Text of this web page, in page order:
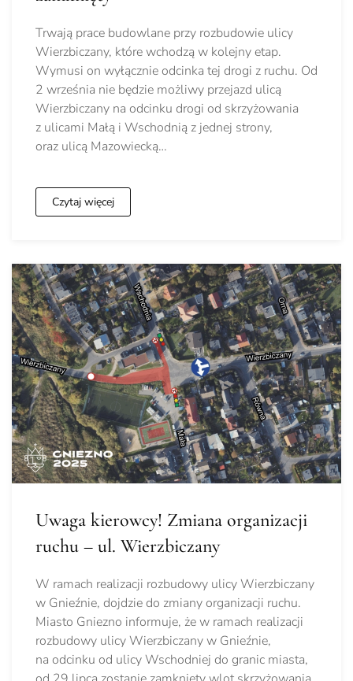
Trwają prace budowlane przy rozbudowie ulicy
Wierzbiczany, które wchodzą w kolejny etap.
Wymusi on wyłącznie odcinka tej drogi z ruchu. Od
2 września nie będzie możliwy przejazd ulicą
Wierzbiczany na odcinku drogi od skrzyżowania
z ulicami Małą i Wschodnią z jednej strony,
oraz ulicą Mazowiecką…
Czytaj więcej
Uwaga kierowcy! Zmiana organizacji
ruchu – ul. Wierzbiczany
W ramach realizacji rozbudowy ulicy Wierzbiczany
w Gnieźnie, dojdzie do zmiany organizacji ruchu.
Miasto Gniezno informuje, że w ramach realizacji
rozbudowy ulicy Wierzbiczany w Gnieźnie,
na odcinku od ulicy Wschodniej do granic miasta,